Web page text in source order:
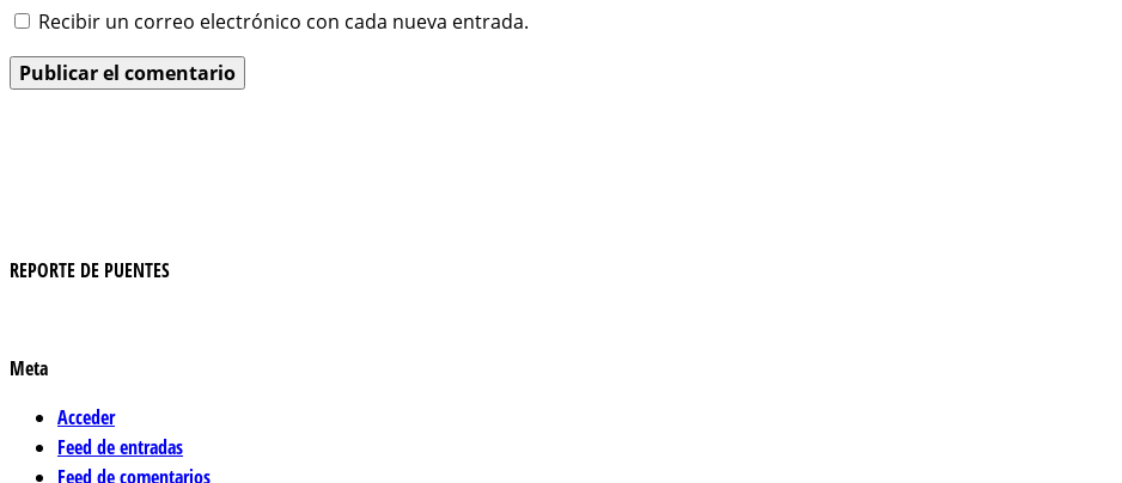
Recibir un correo electrónico con cada nueva entrada.
REPORTE DE PUENTES
Meta
Acceder
Feed de entradas
Feed de comentarios